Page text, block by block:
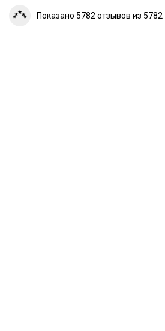
Показано 5782 отзывов из 5782